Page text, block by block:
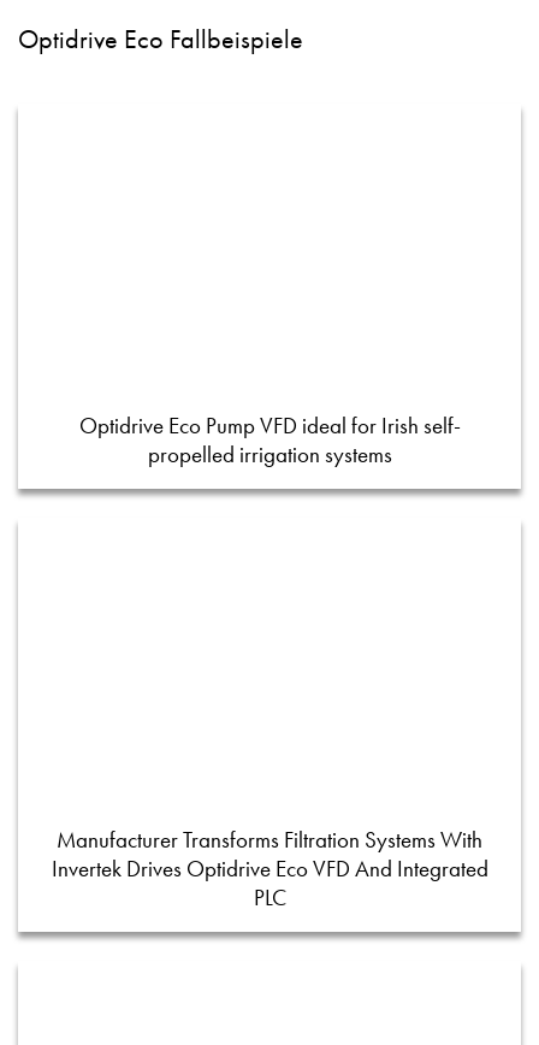
Optidrive Eco Fallbeispiele
Optidrive Eco Pump VFD ideal for Irish self-
propelled irrigation systems
Manufacturer Transforms Filtration Systems With
Invertek Drives Optidrive Eco VFD And Integrated
PLC